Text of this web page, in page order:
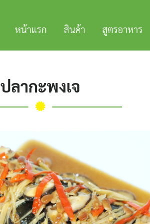
หน้าแรก สินค้า สูตรอาหาร
ปลากะพงเจ